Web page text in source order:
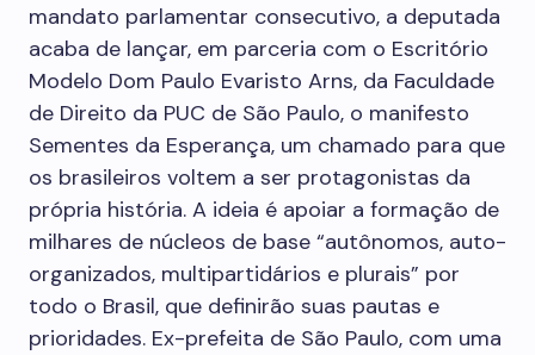
mandato parlamentar consecutivo, a deputada
acaba de lançar, em parceria com o Escritório
Modelo Dom Paulo Evaristo Arns, da Faculdade
de Direito da PUC de São Paulo, o manifesto
Sementes da Esperança, um chamado para que
os brasileiros voltem a ser protagonistas da
própria história. A ideia é apoiar a formação de
milhares de núcleos de base “autônomos, auto-
organizados, multipartidários e plurais” por
todo o Brasil, que definirão suas pautas e
prioridades. Ex-prefeita de São Paulo, com uma